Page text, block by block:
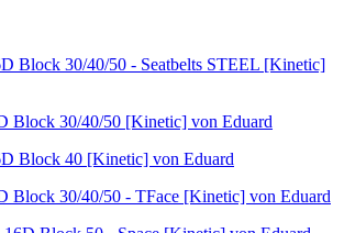
Block 30/40/50 - Seatbelts STEEL [Kinetic]
Block 30/40/50 [Kinetic] von Eduard
Block 40 [Kinetic] von Eduard
Block 30/40/50 - TFace [Kinetic] von Eduard